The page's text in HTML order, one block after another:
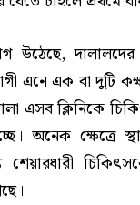
উঠেছে,
এনে এক বা দুটি
এসব ক্লিনিকে
অনেক ক্ষেত্রে
শেয়ারধারী